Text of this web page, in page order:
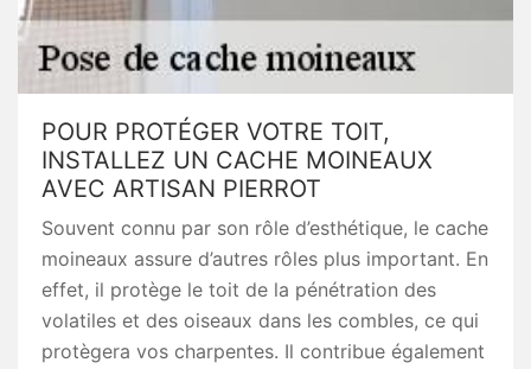
POUR PROTÉGER VOTRE TOIT,
INSTALLEZ UN CACHE MOINEAUX
AVEC ARTISAN PIERROT
Souvent connu par son rôle d’esthétique, le cache
moineaux assure d’autres rôles plus important. En
effet, il protège le toit de la pénétration des
volatiles et des oiseaux dans les combles, ce qui
protègera vos charpentes. Il contribue également